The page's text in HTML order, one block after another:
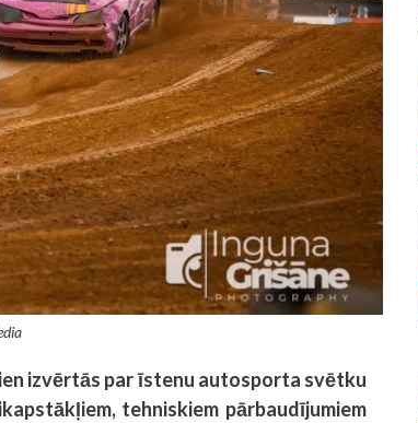
izvērtās par īstenu autosporta svētku
tehniskiem pārbaudījumiem